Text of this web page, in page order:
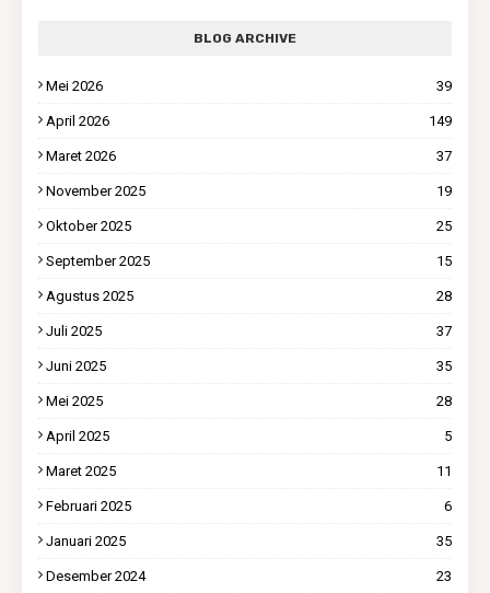
BLOG ARCHIVE
Mei 2026 39
April 2026 149
Maret 2026 37
November 2025 19
Oktober 2025 25
September 2025 15
Agustus 2025 28
Juli 2025 37
Juni 2025 35
Mei 2025 28
April 2025 5
Maret 2025 11
Februari 2025 6
Januari 2025 35
Desember 2024 23